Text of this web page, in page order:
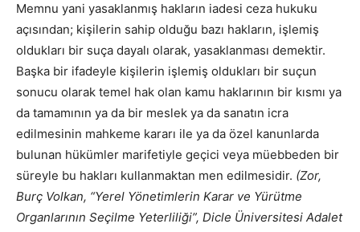
Memnu yani yasaklanmış hakların iadesi ceza hukuku
açısından; kişilerin sahip olduğu bazı hakların, işlemiş
oldukları bir suça dayalı olarak, yasaklanması demektir.
Başka bir ifadeyle kişilerin işlemiş oldukları bir suçun
sonucu olarak temel hak olan kamu haklarının bir kısmı ya
da tamamının ya da bir meslek ya da sanatın icra
edilmesinin mahkeme kararı ile ya da özel kanunlarda
bulunan hükümler marifetiyle geçici veya müebbeden bir
süreyle bu hakları kullanmaktan men edilmesidir. (Zor,
Burç Volkan, “Yerel Yönetimlerin Karar ve Yürütme
Organlarının Seçilme Yeterliliği”, Dicle Üniversitesi Adalet